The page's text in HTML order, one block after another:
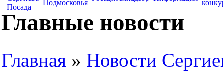
Посада
Подмосковья
Главные новости
Главная » Новости